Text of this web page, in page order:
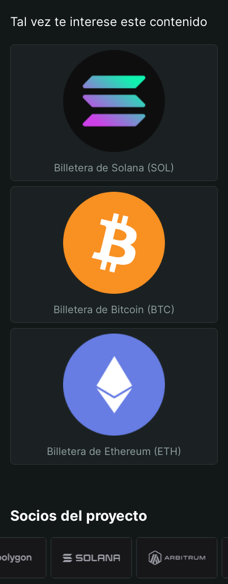
Tal vez te interese este contenido
Billetera de Solana (SOL)
Billetera de Bitcoin (BTC)
Billetera de Ethereum (ETH)
Socios del proyecto